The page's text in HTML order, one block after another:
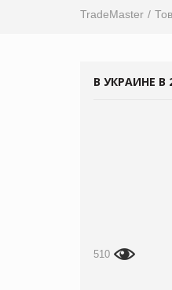
TradeMaster
В УКРАИНЕ
510